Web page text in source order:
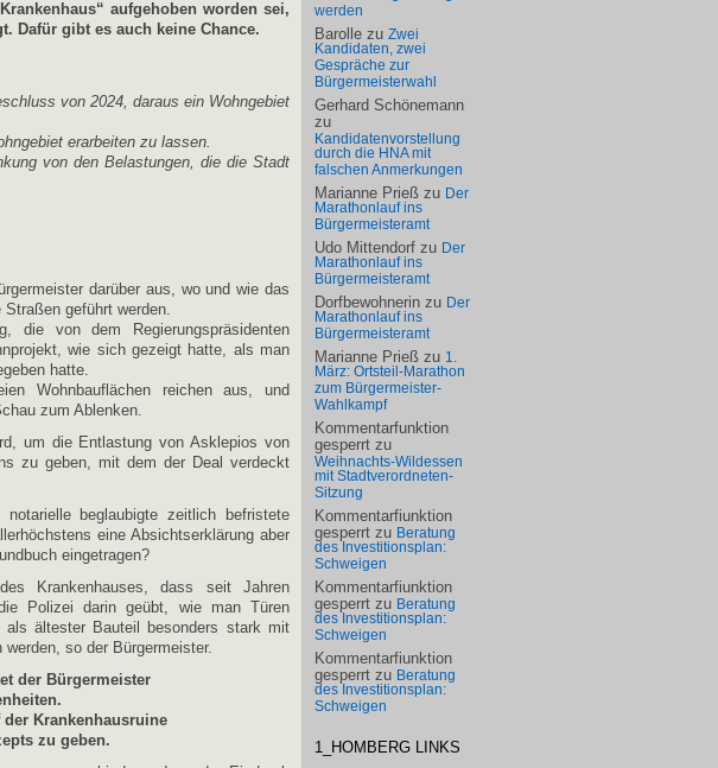
aufgehoben worden sei,
Dafür gibt es auch keine Chance.
von 2024, daraus ein Wohngebiet
erarbeiten zu lassen.
von den Belastungen, die die Stadt
darüber aus, wo und wie das
geführt werden.
die von dem Regierungspräsidenten
wie sich gezeigt hatte, als man
hatte.
Wohnbauflächen reichen aus, und
zum Ablenken.
um die Entlastung von Asklepios von
zu geben, mit dem der Deal verdeckt
beglaubigte zeitlich befristete
eine Absichtserklärung aber
eingetragen?
Krankenhauses, dass seit Jahren
Polizei darin geübt, wie man Türen
ältester Bauteil besonders stark mit
so der Bürgermeister.
der Bürgermeister
Krankenhausruine
zu geben.
werden
Barolle zu Zwei
Kandidaten, zwei
Gespräche zur
Bürgermeisterwahl
Gerhard Schönemann
zu
Kandidatenvorstellung
durch die HNA mit
falschen Anmerkungen
Marianne Prieß zu Der
Marathonlauf ins
Bürgermeisteramt
Udo Mittendorf zu Der
Marathonlauf ins
Bürgermeisteramt
Dorfbewohnerin zu Der
Marathonlauf ins
Bürgermeisteramt
Marianne Prieß zu 1.
März: Ortsteil-Marathon
zum Bürgermeister-
Wahlkampf
Kommentarfunktion
gesperrt zu
Weihnachts-Wildessen
mit Stadtverordneten-
Sitzung
Kommentarfiunktion
gesperrt zu Beratung
des Investitionsplan:
Schweigen
Kommentarfiunktion
gesperrt zu Beratung
des Investitionsplan:
Schweigen
Kommentarfiunktion
gesperrt zu Beratung
des Investitionsplan:
Schweigen
1_HOMBERG LINKS